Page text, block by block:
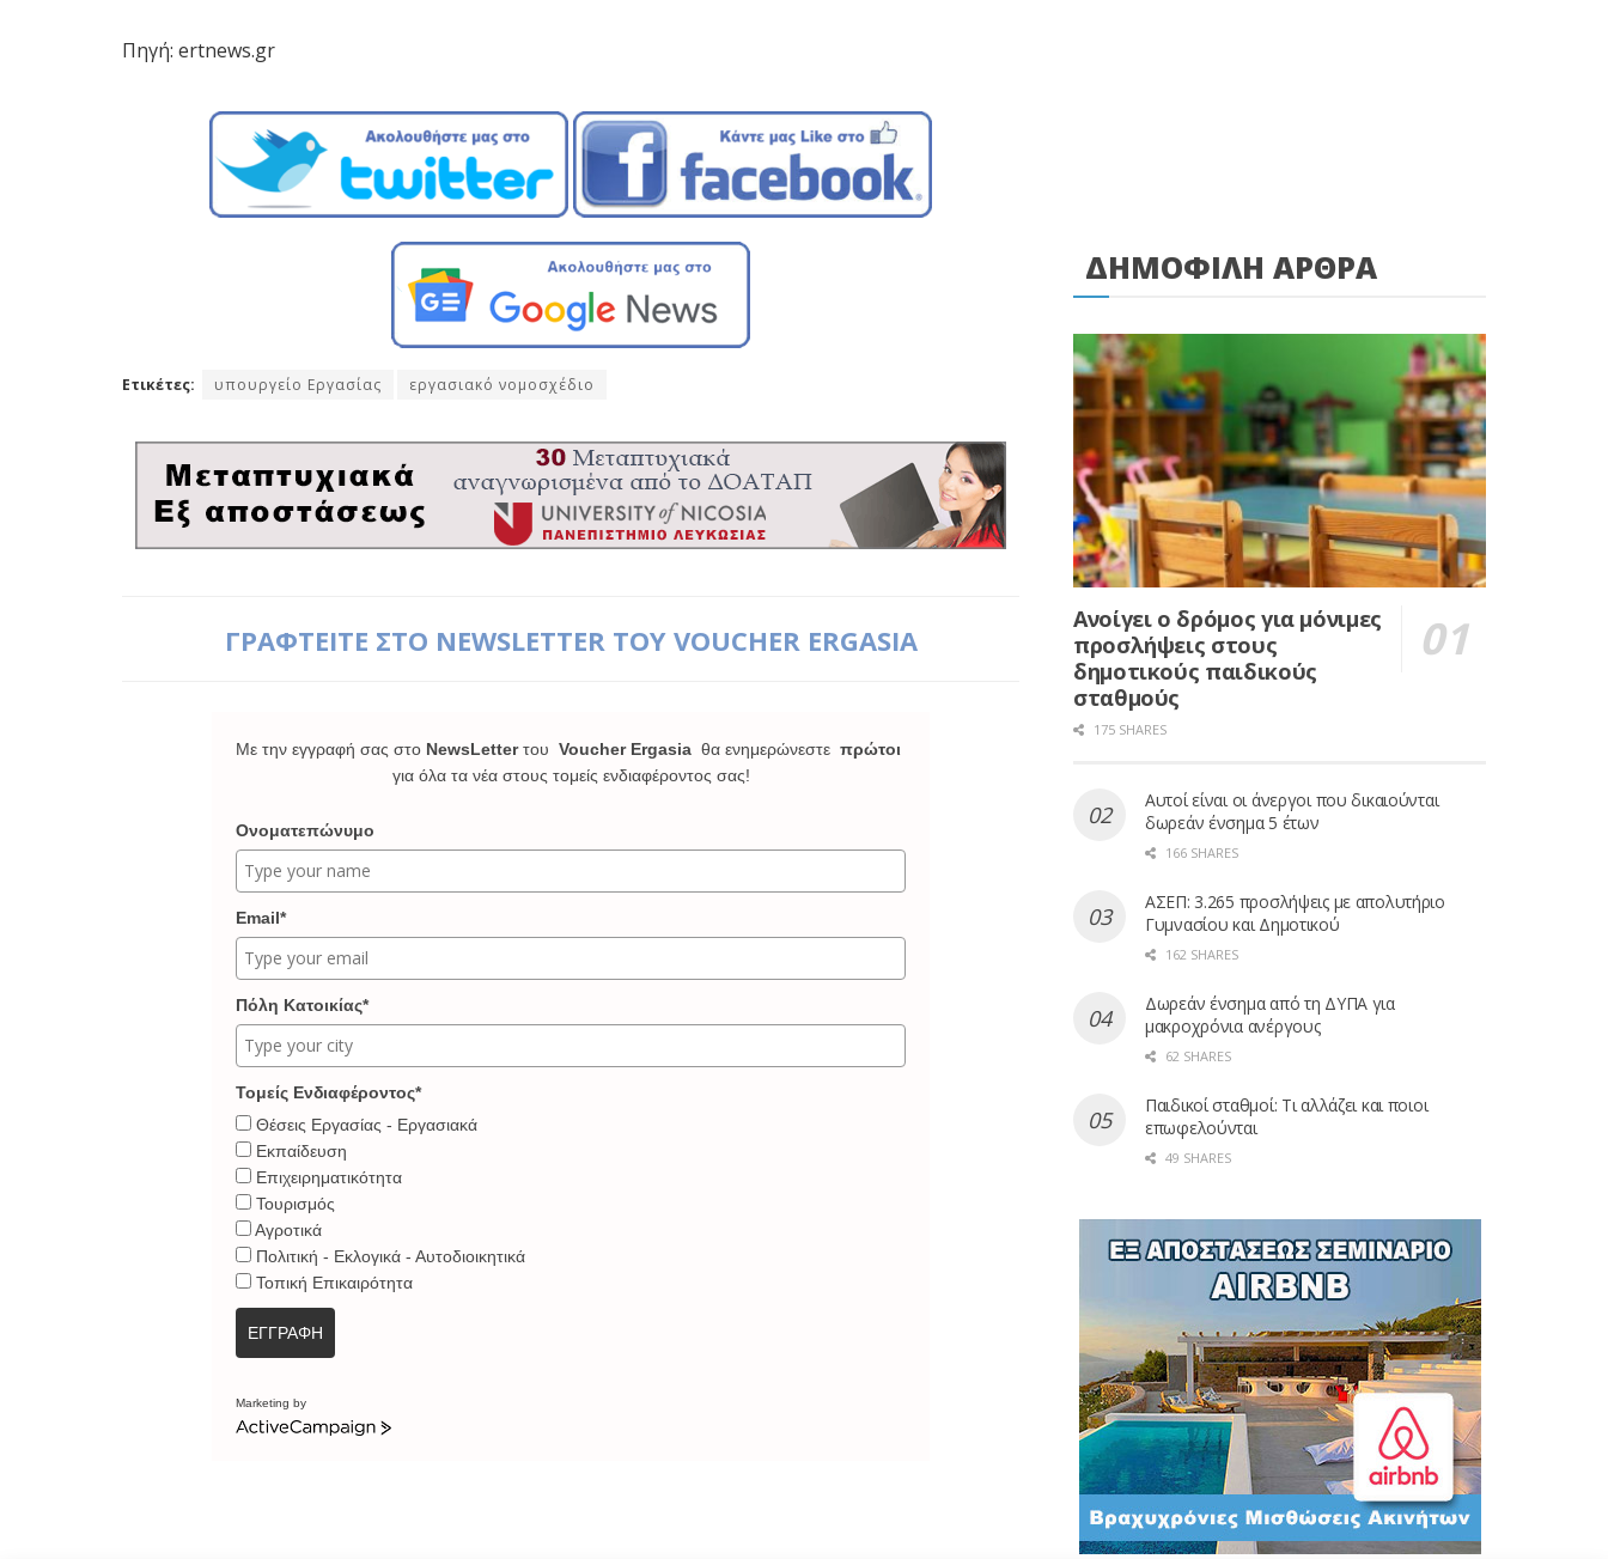
Πηγή: ertnews.gr
Ετικέτες: υπουργείο Εργασίας εργασιακό νομοσχέδιο
ΓΡΑΦΤΕΙΤΕ ΣΤΟ NEWSLETTER ΤΟΥ VOUCHER ERGASIA
Με την εγγραφή σας στο NewsLetterτου Voucher Ergasia θα ενημερώνεστε πρώτοι
για όλα τα νέα στους τομείς ενδιαφέροντος σας!
Ονοματεπώνυμο
Email*
Πόλη Κατοικίας*
Τομείς Ενδιαφέροντος*
Θέσεις Εργασίας - Εργασιακά
Εκπαίδευση
Επιχειρηματικότητα
Τουρισμός
Αγροτικά
Πολιτική - Εκλογικά - Αυτοδιοικητικά
Τοπική Επικαιρότητα
ΕΓΓΡΑΦΗ
Marketing by
ΔΗΜΟΦΙΛΗ ΑΡΘΡΑ
Ανοίγει ο δρόμος για μόνιμες
προσλήψεις στους
δημοτικούς παιδικούς
σταθμούς
175 SHARES
Αυτοί είναι οι άνεργοι που δικαιούνται
δωρεάν ένσημα 5 έτων
166 SHARES
ΑΣΕΠ: 3.265 προσλήψεις με απολυτήριο
Γυμνασίου και Δημοτικού
162 SHARES
Δωρεάν ένσημα από τη ΔΥΠΑ για
μακροχρόνια ανέργους
62 SHARES
Παιδικοί σταθμοί: Τι αλλάζει και ποιοι
επωφελούνται
49 SHARES